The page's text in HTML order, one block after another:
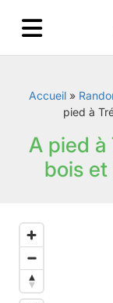
Accueil»
pied à
A pied à
bois et